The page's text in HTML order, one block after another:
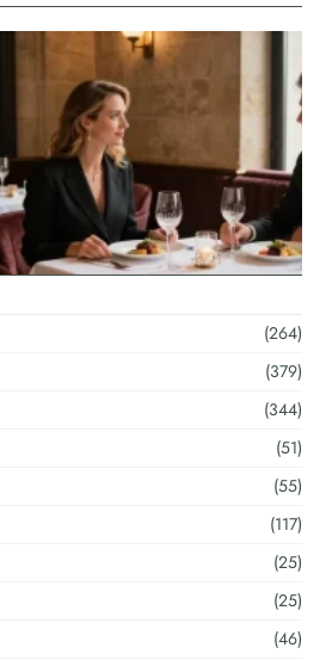
(264)
(379)
(344)
(51)
(55)
(117)
(25)
(25)
(46)